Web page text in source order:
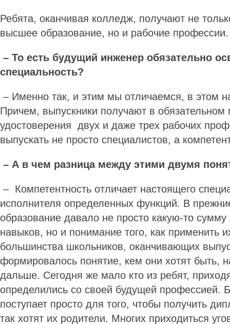
Ребята, оканчивая колледж, получают не
высшее образование, но и рабочие профессии.
– То есть будущий инженер обязательно
специальность?
– Именно так, и этим мы отличаемся, в этом
Причем, выпускники получают в обязательном
удостоверения двух и даже трех рабочих
выпускать не просто специалистов, а
– А в чем разница между этими двумя
– Компетентность отличает настоящего
исполнителя определенных функций. В
образование давало не просто какую-то
навыков, но и понимание того, как применить
большинства школьников, оканчивающих
формировалось понятие, кем они хотят быть,
дальше. Сегодня же мало кто из ребят,
определились со своей будущей профессией.
поступает просто для того, чтобы получить
так хотят их родители. Многих приходиться